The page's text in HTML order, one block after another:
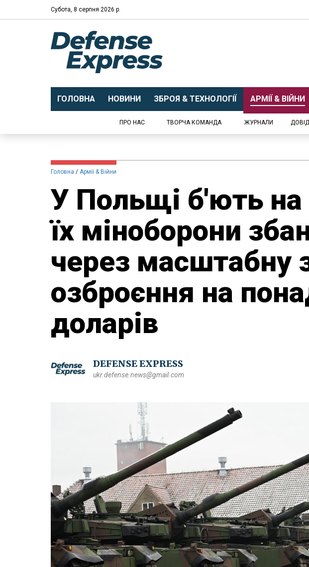
Субота, 8 серпня 2026 р.
ГОЛОВНА НОВИНИ ЗБРОЯ & ТЕХНОЛОГІЇ АРМІЇ & ВІЙНИ
ПРО НАС ТВОРЧА КОМАНДА ЖУРНАЛИ
Головна Армії & Війни
У Польщі б'ють на
їх міноборони
через масштабну
озброєння на
доларів
DEFENSE EXPRESS
ukr.defense.news@gmail.com